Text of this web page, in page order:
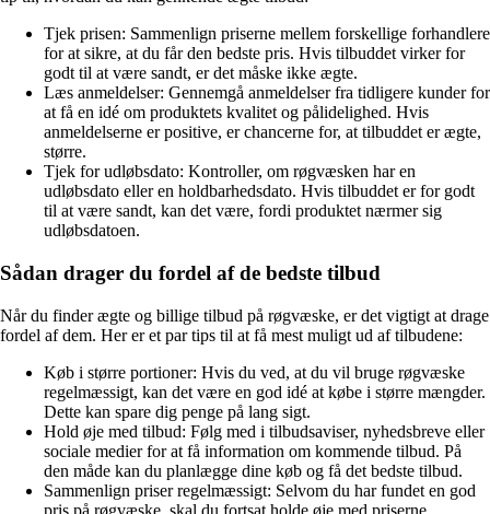
Tjek prisen: Sammenlign priserne mellem forskellige forhandlere
for at sikre, at du får den bedste pris. Hvis tilbuddet virker for
godt til at være sandt, er det måske ikke ægte.
Læs anmeldelser: Gennemgå anmeldelser fra tidligere kunder for
at få en idé om produktets kvalitet og pålidelighed. Hvis
anmeldelserne er positive, er chancerne for, at tilbuddet er ægte,
større.
Tjek for udløbsdato: Kontroller, om røgvæsken har en
udløbsdato eller en holdbarhedsdato. Hvis tilbuddet er for godt
til at være sandt, kan det være, fordi produktet nærmer sig
udløbsdatoen.
Sådan drager du fordel af de bedste tilbud
Når du finder ægte og billige tilbud på røgvæske, er det vigtigt at drage
fordel af dem. Her er et par tips til at få mest muligt ud af tilbudene:
Køb i større portioner: Hvis du ved, at du vil bruge røgvæske
regelmæssigt, kan det være en god idé at købe i større mængder.
Dette kan spare dig penge på lang sigt.
Hold øje med tilbud: Følg med i tilbudsaviser, nyhedsbreve eller
sociale medier for at få information om kommende tilbud. På
den måde kan du planlægge dine køb og få det bedste tilbud.
Sammenlign priser regelmæssigt: Selvom du har fundet en god
pris på røgvæske, skal du fortsat holde øje med priserne.